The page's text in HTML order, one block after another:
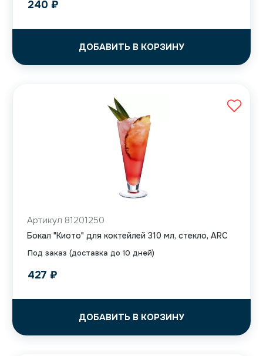
240 ₽
ДОБАВИТЬ В КОРЗИНУ
Под заказ (доставка до 10 дней)
Артикул 81201250
Бокал "Киото" для коктейлей 310 мл, стекло, ARC
427 ₽
ДОБАВИТЬ В КОРЗИНУ